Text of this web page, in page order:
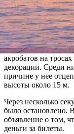
Выпускница
парижанка Гияйр-
труппе Cirque du
По свидетельству
представления, в
акробатов на
декорации. Среди
причине у нее
высоты около 15 м.
Через несколько
было остановлено.
объявление о том,
деньги за билеты.